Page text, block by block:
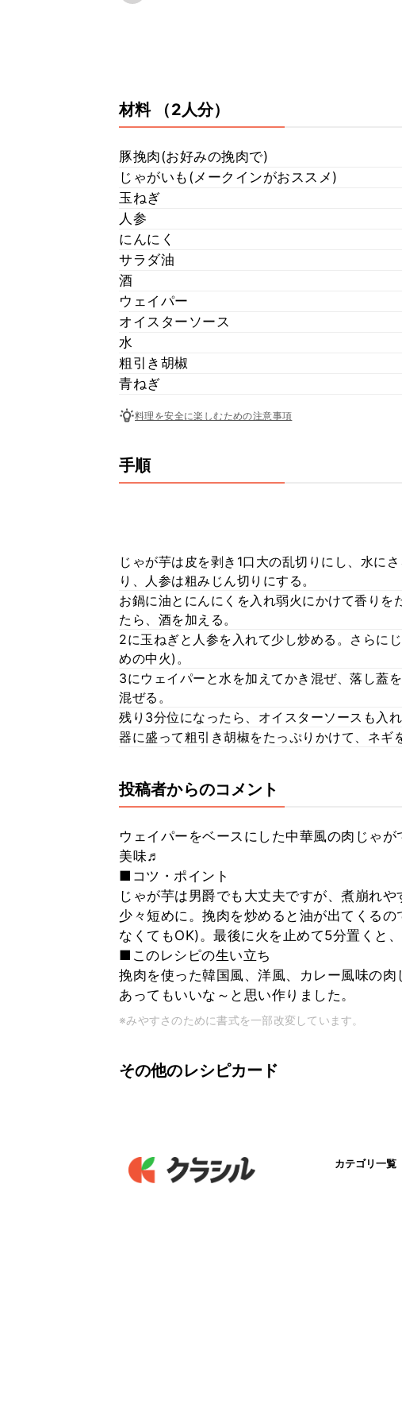
材料 （2人分）
豚挽肉(お好みの挽肉で)
じゃがいも(メークインがおススメ)
玉ねぎ
人参
にんにく
サラダ油
酒
ウェイパー
オイスターソース
水
粗引き胡椒
青ねぎ
料理を安全に楽しむための注意事項
手順
じゃが芋は皮を剥き1口大の乱切りにし、水に
り、人参は粗みじん切りにする。
お鍋に油とにんにくを入れ弱火にかけて香り
たら、酒を加える。
2に玉ねぎと人参を入れて少し炒める。さらに
めの中火)。
3にウェイパーと水を加えてかき混ぜ、落し蓋
混ぜる。
残り3分位になったら、オイスターソースも入
器に盛って粗引き胡椒をたっぷりかけて、ネギ
投稿者からのコメント
ウェイパーをベースにした中華風の肉じゃ
美味♬
■コツ・ポイント
じゃが芋は男爵でも大丈夫ですが、煮崩れ
少々短めに。挽肉を炒めると油が出てくる
なくてもOK)。最後に火を止めて5分置くと
■このレシピの生い立ち
挽肉を使った韓国風、洋風、カレー風味の
あってもいいな～と思い作りました。
※みやすさのために書式を一部改変しています。
その他のレシピカード
カテゴリ一覧